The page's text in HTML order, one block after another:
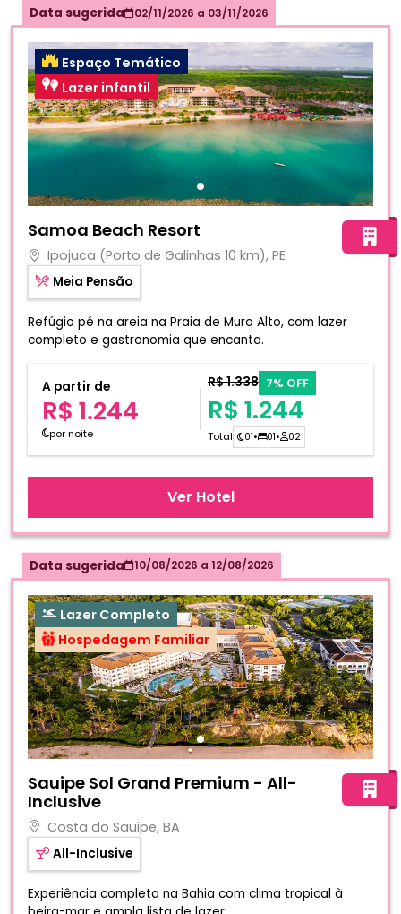
Data sugerida 02/11/2026 a 03/11/2026
Espaço Temático
Lazer infantil
Samoa Beach Resort
Ipojuca (Porto de Galinhas 10 km), PE
Meia Pensão
Refúgio pé na areia na Praia de Muro Alto, com lazer
completo e gastronomia que encanta.
A partir de
R$ 1.244
por noite
R$ 1.338 7% OFF
R$ 1.244
Total 01• 01• 02
Ver Hotel
Data sugerida 10/08/2026 a 12/08/2026
Lazer Completo
Hospedagem Familiar
Sauipe Sol Grand Premium - All-
Inclusive
Costa do Sauipe, BA
All-Inclusive
Experiência completa na Bahia com clima tropical à